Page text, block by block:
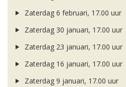
Zaterdag 6 februari, 17.00 uur
Zaterdag 30 januari, 17.00 uur
Zaterdag 23 januari, 17.00 uur
Zaterdag 16 januari, 17.00 uur
Zaterdag 9 januari, 17.00 uur